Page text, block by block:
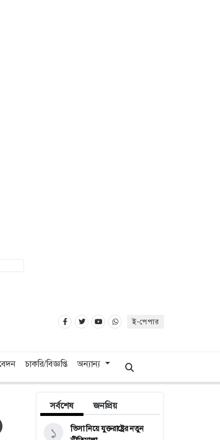
ই-পেপার
চাকরি/বিজ্ঞপ্তি অন্যান্য
সর্বশেষ জনপ্রিয়
ভিসা নিয়ে যুক্তরাষ্ট্রের নতুন
১